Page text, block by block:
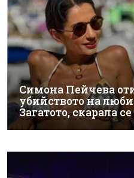
Симона Пейчева
убийството на
Загатото, скарала